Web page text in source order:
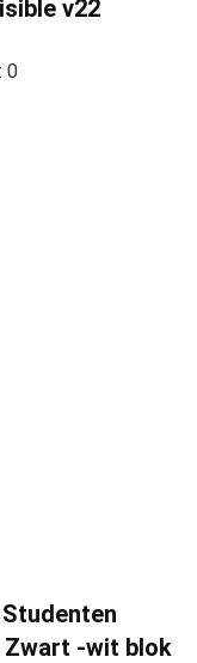
v22
0
Zwart -wit blok